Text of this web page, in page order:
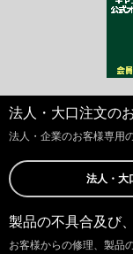
法人・大口注文の
法人・企業のお客様専用
法人・大
製品の不具合及び
お客様からの修理、製品